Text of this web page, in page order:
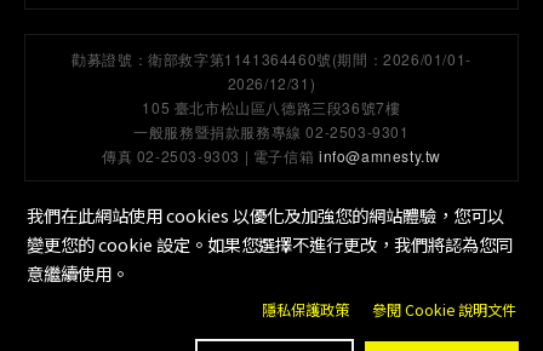
我們在此網站使用 cookies 以優化及加強您的網站體驗，您可以
變更您的 cookie 設定。如果您選擇不進行更改，我們將認為您同
意繼續使用。
隱私保護政策 參閱 Cookie 說明文件
勸募證號：衛部救字第1141364460號(期間：2026/01/01-
2026/12/31)
105 臺北市松山區八德路三段36號7樓
一般服務暨捐款服務專線 02-2503-9301
傳真 02-2503-9303 | 電子信箱 info@amnesty.tw
底部選單隱私保護政策 工作機會
版權所有 © 國際特赦組織台灣分會